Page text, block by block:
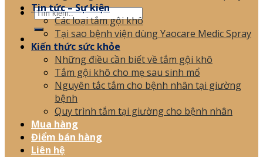
Tin tức – Sự kiện
Các loại tắm gội khô
Tại sao bệnh viện dùng Yaocare Medic Spray
Kiến thức sức khỏe
Những điều cần biết về tắm gội khô
Tắm gội khô cho mẹ sau sinh mổ
Nguyên tắc tắm cho bệnh nhân tại giường
bệnh
Quy trình tắm tại giường cho bệnh nhân
Mua hàng
Điểm bán hàng
Liên hệ